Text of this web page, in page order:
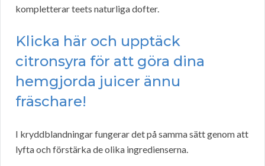
kompletterar teets naturliga dofter.
Klicka här och upptäck
citronsyra för att göra dina
hemgjorda juicer ännu
fräschare!
I kryddblandningar fungerar det på samma sätt genom att
lyfta och förstärka de olika ingredienserna.